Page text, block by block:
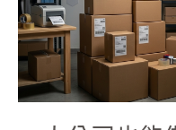
能
借！
2026
青
年